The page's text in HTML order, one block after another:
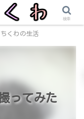
ちくわの生活
ってみた
検索